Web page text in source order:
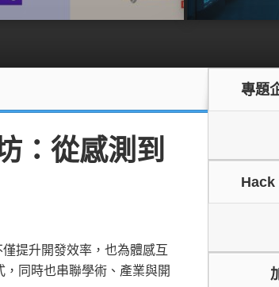
鍵
創客開發板AI加速晶片觀察
：從感測到
提升開發效率，也為體感互
同時也串聯學術、產業與開
專題
Hack